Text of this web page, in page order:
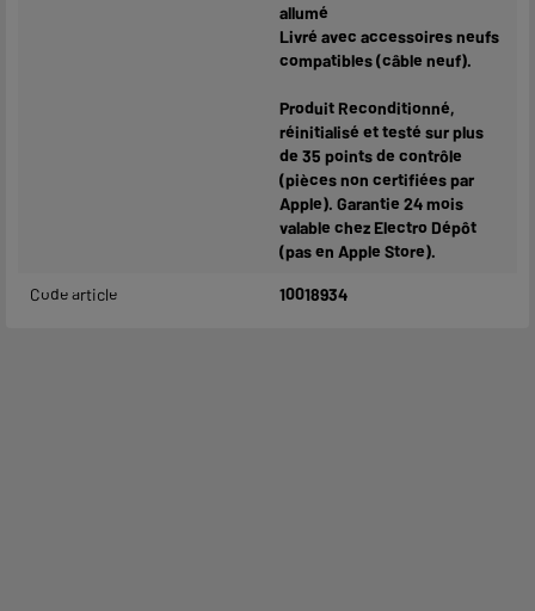
allumé
Livré avec accessoires neufs
compatibles (câble neuf).
Produit Reconditionné,
réinitialisé et testé sur plus
de 35 points de contrôle
(pièces non certifiées par
Apple). Garantie 24 mois
valable chez Electro Dépôt
(pas en Apple Store).
Code article 10018934